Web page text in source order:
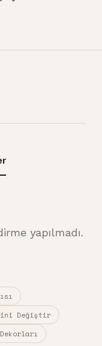
yapılmadı.
Değiştir